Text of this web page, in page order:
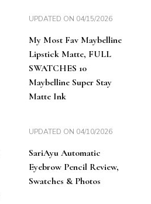
UPDATED ON 04/15/2026
My Most Fav Maybelline
Lipstick Matte, FULL
SWATCHES 10
Maybelline Super Stay
Matte Ink
UPDATED ON 04/10/2026
SariAyu Automatic
Eyebrow Pencil Review,
Swatches & Photos